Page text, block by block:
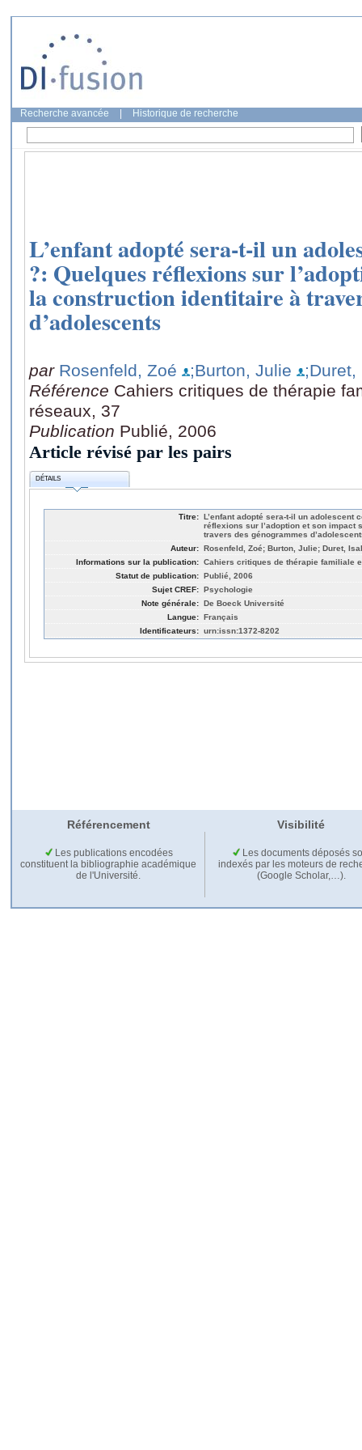
Recherche avancée Historique de recherche
L’enfant adopté sera-t-il un
?: Quelques réflexions sur
la construction identitaire à
d’adolescents
par Rosenfeld, Zoé ;Burton, Julie
Référence Cahiers critiques de thérapie
réseaux, 37
Publication Publié, 2006
Article révisé par les pairs
DÉTAILS
Titre: L’enfant adopté sera-t-il un adolescent
réflexions sur l’adoption et son impact
travers des génogrammes
Auteur: Rosenfeld, Zoé; Burton, Julie; Duret,
Informations sur la publication: Cahiers critiques de thérapie familiale
Statut de publication: Publié, 2006
Sujet CREF: Psychologie
Note générale: De Boeck Université
Langue: Français
Identificateurs: urn:issn:1372-8202
Référencement Visibilité
Les publications encodées
constituent la bibliographie académique
de l'Université.
Les documents déposés
indexés par les moteurs de
(Google Scholar,…).